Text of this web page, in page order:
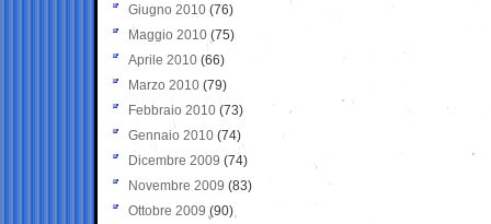
Giugno 2010 (76)
Maggio 2010 (75)
Aprile 2010 (66)
Marzo 2010 (79)
Febbraio 2010 (73)
Gennaio 2010 (74)
Dicembre 2009 (74)
Novembre 2009 (83)
Ottobre 2009 (90)